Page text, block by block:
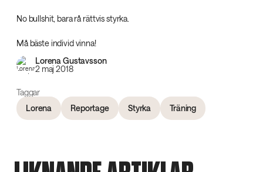
No bullshit, bara rå rättvis styrka.
Må bäste individ vinna!
Lorena Gustavsson
2 maj 2018
Taggar
Lorena
Reportage Styrka Träning